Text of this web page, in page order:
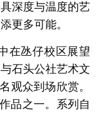
深度与温度的艺
更多可能。
在氹仔校区展望
石头公社艺术文
观众到场欣赏。
品之一。系列自